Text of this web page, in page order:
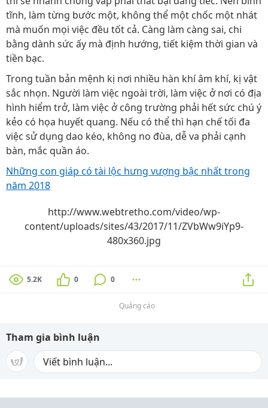
tĩnh, làm từng bước một, không thể một chốc một nhát
mà muốn mọi việc đều tốt cả. Càng làm càng sai, chi
bằng dành sức ấy mà định hướng, tiết kiệm thời gian và
tiền bạc.
Trong tuần bản mệnh kị nơi nhiều hàn khí âm khí, kị vật
sắc nhọn. Người làm việc ngoài trời, làm việc ở nơi có địa
hình hiểm trở, làm việc ở công trường phải hết sức chú ý
kẻo có họa huyết quang. Nếu có thể thì hạn chế tối đa
việc sử dụng dao kéo, không no đùa, dễ va phải cạnh
bàn, mắc quần áo.
Những con giáp có tài lộc hưng vượng bậc nhất trong
năm 2018
http://www.webtretho.com/video/wp-
content/uploads/sites/43/2017/11/ZVbWw9iYp9-
480x360.jpg
5.2K 0 0
Quảng cáo
Tham gia bình luận